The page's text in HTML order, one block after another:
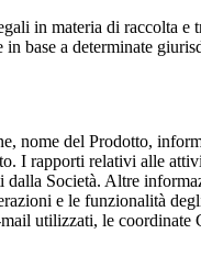
in materia di raccolta e
base a determinate
nome del Prodotto,
I rapporti relativi alle
Società. Altre
e le funzionalità
utilizzati, le coordinate